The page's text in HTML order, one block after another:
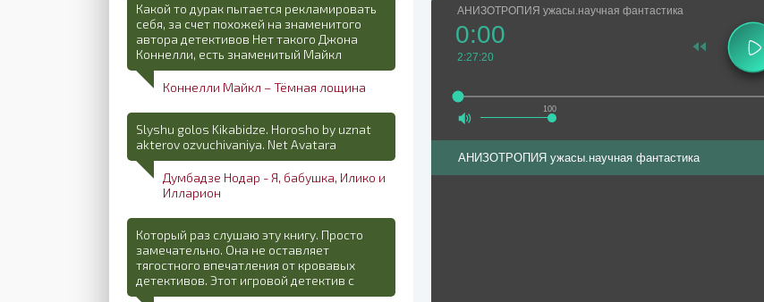
АНИЗОТРОПИЯ ужасы.научная фантастика
100
0:00
2:27:20
АНИЗОТРОПИЯ ужасы.научная фантастика
Какой то дурак пытается рекламировать
себя, за счет похожей на знаменитого
автора детективов Нет такого Джона
Коннелли, есть знаменитый Майкл
Коннелли Майкл – Тёмная лощина
Slyshu golos Kikabidze. Horosho by uznat
akterov ozvuchivaniya. Net Avatara
Думбадзе Нодар - Я, бабушка, Илико и
Илларион
Который раз слушаю эту книгу. Просто
замечательно. Она не оставляет
тягостного впечатления от кровавых
детективов. Этот игровой детектив с